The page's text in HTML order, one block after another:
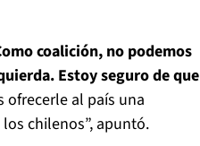
coalición, no podemos
Estoy seguro de que
al país una
chilenos”, apuntó.